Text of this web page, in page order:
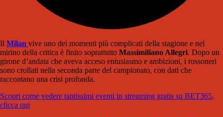
Il Milan vive uno dei momenti più complicati della stagione e nel
mirino della critica è finito soprattutto Massimiliano Allegri. Dopo un
girone d’andata che aveva acceso entusiasmo e ambizioni, i rossoneri
sono crollati nella seconda parte del campionato, con dati che
raccontano una crisi profonda.
Scopri come vedere tantissimi eventi in streaming gratis su BET365,
clicca qui